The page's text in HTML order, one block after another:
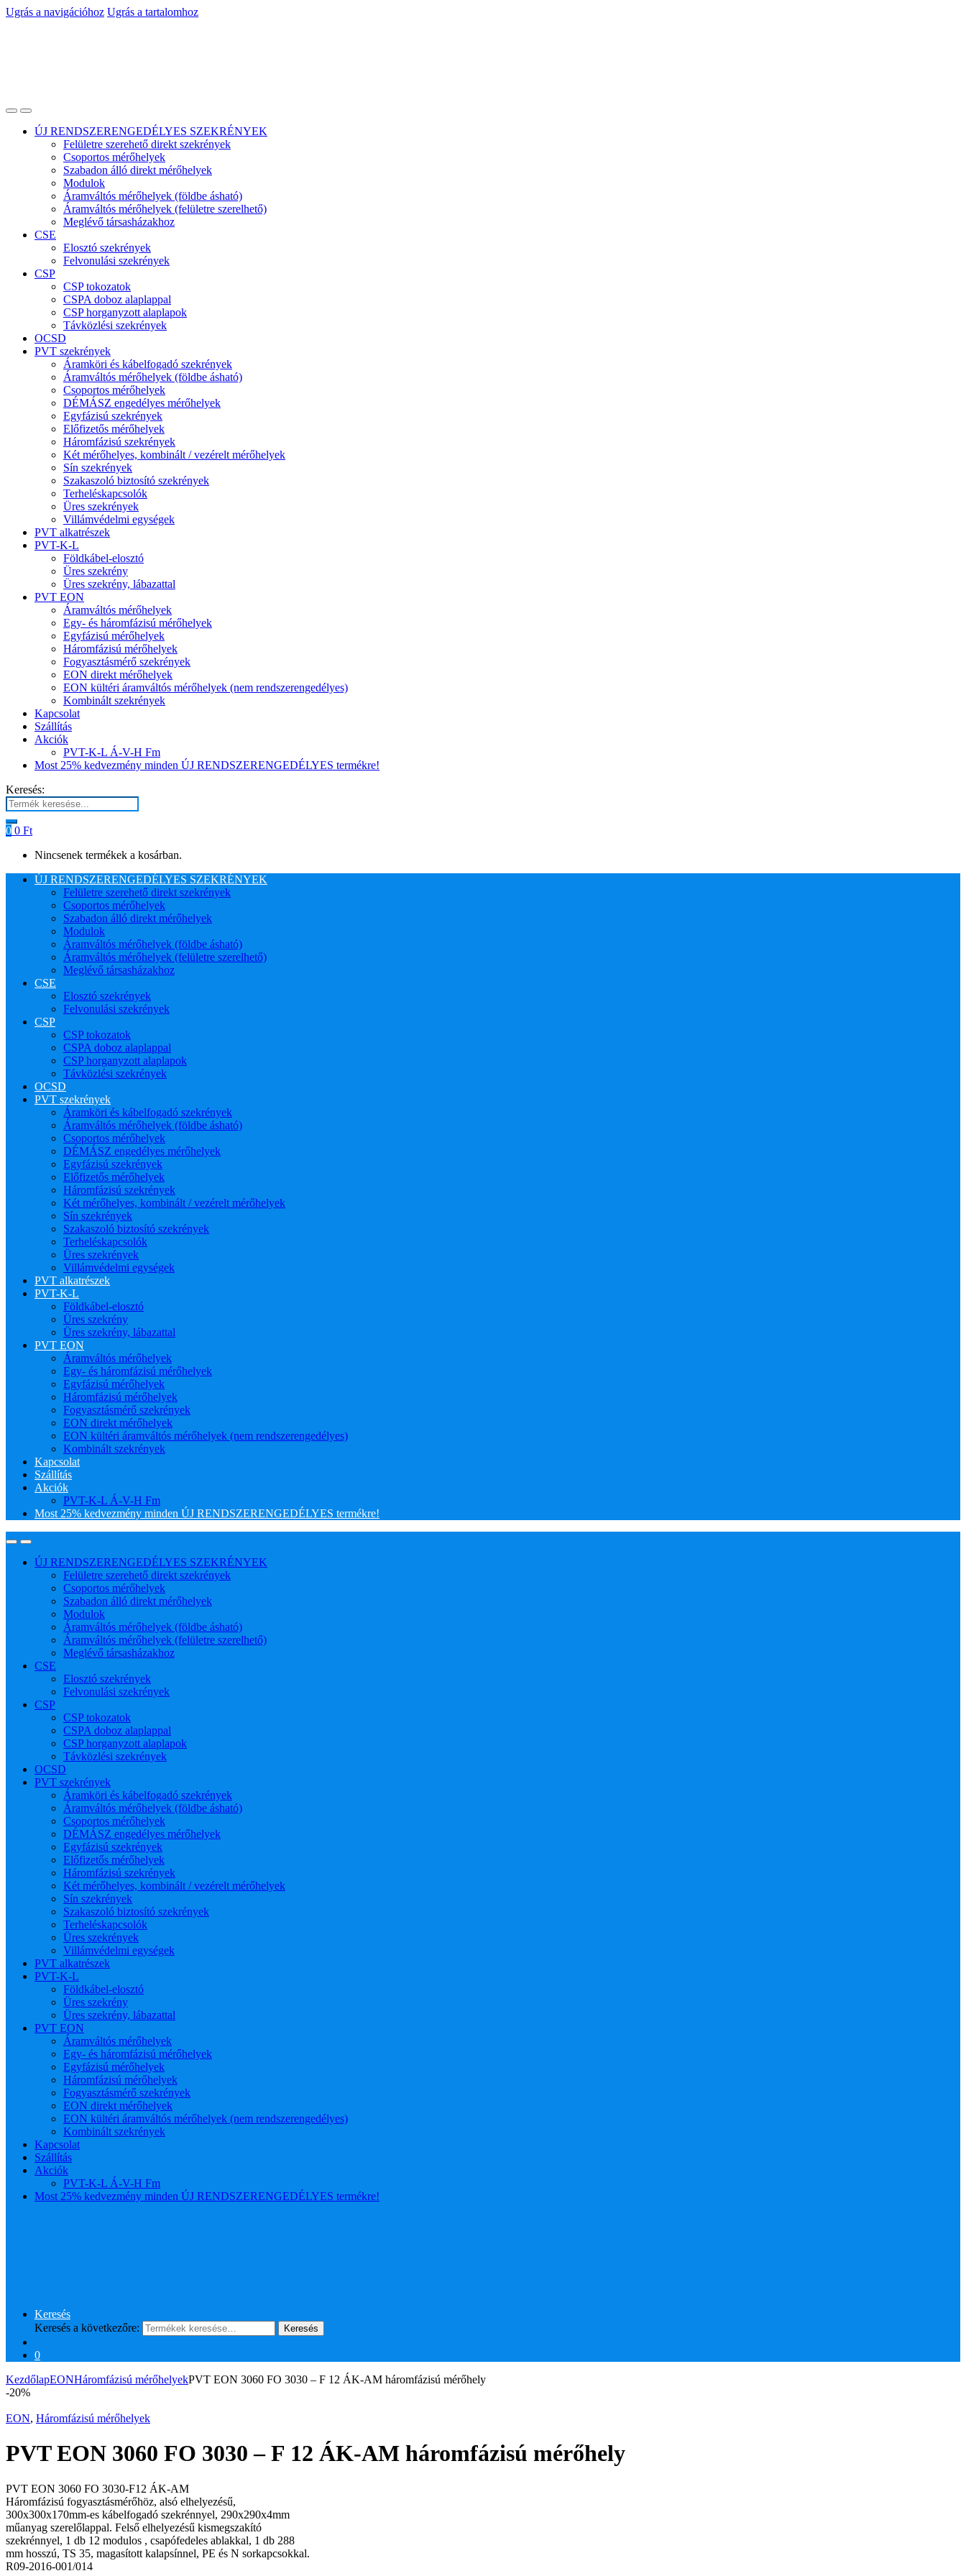
Ugrás a navigációhoz Ugrás a tartalomhoz
ÚJ RENDSZERENGEDÉLYES SZEKRÉNYEK
Felületre szerehető direkt szekrények
Csoportos mérőhelyek
Szabadon álló direkt mérőhelyek
Modulok
Áramváltós mérőhelyek (földbe ásható)
Áramváltós mérőhelyek (felületre szerelhető)
Meglévő társasházakhoz
CSE
Elosztó szekrények
Felvonulási szekrények
CSP
CSP tokozatok
CSPA doboz alaplappal
CSP horganyzott alaplapok
Távközlési szekrények
OCSD
PVT szekrények
Áramköri és kábelfogadó szekrények
Áramváltós mérőhelyek (földbe ásható)
Csoportos mérőhelyek
DÉMÁSZ engedélyes mérőhelyek
Egyfázisú szekrények
Előfizetős mérőhelyek
Háromfázisú szekrények
Két mérőhelyes, kombinált / vezérelt mérőhelyek
Sín szekrények
Szakaszoló biztosító szekrények
Terheléskapcsolók
Üres szekrények
Villámvédelmi egységek
PVT alkatrészek
PVT-K-L
Földkábel-elosztó
Üres szekrény
Üres szekrény, lábazattal
PVT EON
Áramváltós mérőhelyek
Egy- és háromfázisú mérőhelyek
Egyfázisú mérőhelyek
Háromfázisú mérőhelyek
Fogyasztásmérő szekrények
EON direkt mérőhelyek
EON kültéri áramváltós mérőhelyek (nem rendszerengedélyes)
Kombinált szekrények
Kapcsolat
Szállítás
Akciók
PVT-K-L Á-V-H Fm
Most 25% kedvezmény minden ÚJ RENDSZERENGEDÉLYES termékre!
Keresés:
0 0 Ft
Nincsenek termékek a kosárban.
ÚJ RENDSZERENGEDÉLYES SZEKRÉNYEK
Felületre szerehető direkt szekrények
Csoportos mérőhelyek
Szabadon álló direkt mérőhelyek
Modulok
Áramváltós mérőhelyek (földbe ásható)
Áramváltós mérőhelyek (felületre szerelhető)
Meglévő társasházakhoz
CSE
Elosztó szekrények
Felvonulási szekrények
CSP
CSP tokozatok
CSPA doboz alaplappal
CSP horganyzott alaplapok
Távközlési szekrények
OCSD
PVT szekrények
Áramköri és kábelfogadó szekrények
Áramváltós mérőhelyek (földbe ásható)
Csoportos mérőhelyek
DÉMÁSZ engedélyes mérőhelyek
Egyfázisú szekrények
Előfizetős mérőhelyek
Háromfázisú szekrények
Két mérőhelyes, kombinált / vezérelt mérőhelyek
Sín szekrények
Szakaszoló biztosító szekrények
Terheléskapcsolók
Üres szekrények
Villámvédelmi egységek
PVT alkatrészek
PVT-K-L
Földkábel-elosztó
Üres szekrény
Üres szekrény, lábazattal
PVT EON
Áramváltós mérőhelyek
Egy- és háromfázisú mérőhelyek
Egyfázisú mérőhelyek
Háromfázisú mérőhelyek
Fogyasztásmérő szekrények
EON direkt mérőhelyek
EON kültéri áramváltós mérőhelyek (nem rendszerengedélyes)
Kombinált szekrények
Kapcsolat
Szállítás
Akciók
PVT-K-L Á-V-H Fm
Most 25% kedvezmény minden ÚJ RENDSZERENGEDÉLYES termékre!
ÚJ RENDSZERENGEDÉLYES SZEKRÉNYEK
Felületre szerehető direkt szekrények
Csoportos mérőhelyek
Szabadon álló direkt mérőhelyek
Modulok
Áramváltós mérőhelyek (földbe ásható)
Áramváltós mérőhelyek (felületre szerelhető)
Meglévő társasházakhoz
CSE
Elosztó szekrények
Felvonulási szekrények
CSP
CSP tokozatok
CSPA doboz alaplappal
CSP horganyzott alaplapok
Távközlési szekrények
OCSD
PVT szekrények
Áramköri és kábelfogadó szekrények
Áramváltós mérőhelyek (földbe ásható)
Csoportos mérőhelyek
DÉMÁSZ engedélyes mérőhelyek
Egyfázisú szekrények
Előfizetős mérőhelyek
Háromfázisú szekrények
Két mérőhelyes, kombinált / vezérelt mérőhelyek
Sín szekrények
Szakaszoló biztosító szekrények
Terheléskapcsolók
Üres szekrények
Villámvédelmi egységek
PVT alkatrészek
PVT-K-L
Földkábel-elosztó
Üres szekrény
Üres szekrény, lábazattal
PVT EON
Áramváltós mérőhelyek
Egy- és háromfázisú mérőhelyek
Egyfázisú mérőhelyek
Háromfázisú mérőhelyek
Fogyasztásmérő szekrények
EON direkt mérőhelyek
EON kültéri áramváltós mérőhelyek (nem rendszerengedélyes)
Kombinált szekrények
Kapcsolat
Szállítás
Akciók
PVT-K-L Á-V-H Fm
Most 25% kedvezmény minden ÚJ RENDSZERENGEDÉLYES termékre!
Keresés
Keresés a következőre:
Keresés
0
KezdőlapEONHáromfázisú mérőhelyekPVT EON 3060 FO 3030 – F 12 ÁK-AM háromfázisú mérőhely
-20%
EON, Háromfázisú mérőhelyek
PVT EON 3060 FO 3030 – F 12 ÁK-AM háromfázisú mérőhely
PVT EON 3060 FO 3030-F12 ÁK-AM
Háromfázisú fogyasztásmérőhöz, alsó elhelyezésű,
300x300x170mm-es kábelfogadó szekrénnyel, 290x290x4mm
műanyag szerelőlappal. Felső elhelyezésű kismegszakító
szekrénnyel, 1 db 12 modulos , csapófedeles ablakkal, 1 db 288
mm hosszú, TS 35, magasított kalapsínnel, PE és N sorkapcsokkal.
R09-2016-001/014